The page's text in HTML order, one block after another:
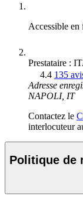
Accessible
Prestataire :
4.4 135
Adresse
NAPOLI, IT
Contactez le
interlocuteur
Politique de